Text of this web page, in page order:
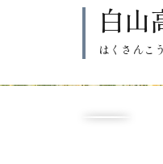
白山